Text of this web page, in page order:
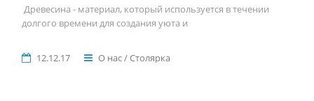
Древесина - материал, который используется в течении
долгого времени для создания уюта и
12.12.17 О нас / Столярка